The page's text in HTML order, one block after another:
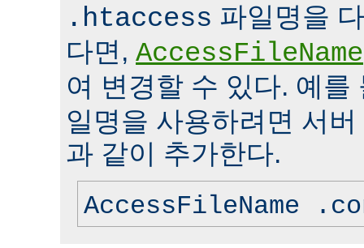
.htaccess 파일명을
다면, AccessFileName
여 변경할 수 있다. 예
일명을 사용하려면 서
과 같이 추가한다.
AccessFileName